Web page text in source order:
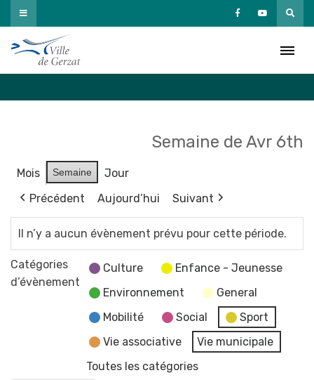
Passer
au
contenu
Semaine de Avr 6th
Mois Semaine
Jour
Précédent
Aujourd’hui Suivant
Il n’y a aucun évènement prévu pour cette période.
Catégories
d’évènement
Culture
Enfance - Jeunesse
Environnement
General
Mobilité
Social
Sport
Vie associative
Vie municipale
Toutes les catégories